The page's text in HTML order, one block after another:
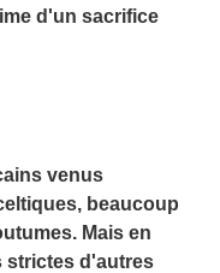
d'un sacrifice
venus
beaucoup
Mais en
strictes d'autres